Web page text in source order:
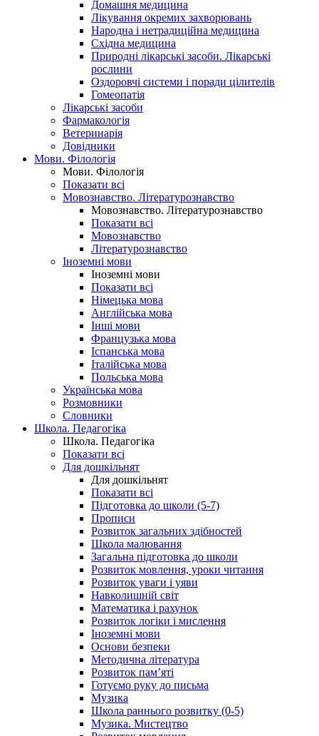
Домашня медицина
Лікування окремих захворювань
Народна і нетрадиційна медицина
Східна медицина
Природні лікарські засоби. Лікарські
рослини
Оздоровчі системи і поради цілителів
Гомеопатія
Лікарські засоби
Фармакологія
Ветеринарія
Довідники
Мови. Філологія
Мови. Філологія
Показати всі
Мовознавство. Літературознавство
Мовознавство. Літературознавство
Показати всі
Мовознавство
Літературознавство
Іноземні мови
Іноземні мови
Показати всі
Німецька мова
Англійська мова
Інші мови
Французька мова
Іспанська мова
Італійська мова
Польська мова
Українська мова
Розмовники
Словники
Школа. Педагогіка
Школа. Педагогіка
Показати всі
Для дошкільнят
Для дошкільнят
Показати всі
Підготовка до школи (5-7)
Прописи
Розвиток загальних здібностей
Школа малювання
Загальна підготовка до школи
Розвиток мовлення, уроки читання
Розвиток уваги і уяви
Навколишній світ
Математика і рахунок
Розвиток логіки і мислення
Іноземні мови
Основи безпеки
Методична література
Розвиток пам’яті
Готуємо руку до письма
Музика
Школа раннього розвитку (0-5)
Музика. Мистецтво